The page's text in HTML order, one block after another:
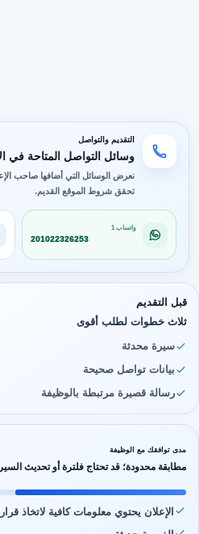
التقديم والتواصل
وسائل التواصل المتاحة في
نعرض الوسائل التي أضافها صاحب
تحقق شروط الموقع القديم.
واتساب 1
201022326253
قبل التقديم
ثلاث خطوات لطلب أقوى
سيرة محدثة
بيانات تواصل صحيحة
رسالة قصيرة مرتبطة بالوظيفة
مدى توافقك مع الوظيفة
مطابقة محدودة؛ قد تحتاج فلترة أو تحديث
الإعلان يحتوي معلومات كافية لاتخاذ